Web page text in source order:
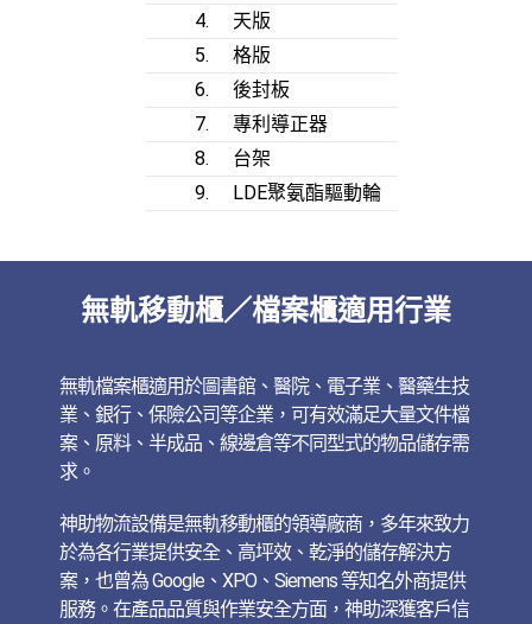
4.
天版
5.
格版
6.
後封板
7.
專利導正器
8.
台架
9.
LDE聚氨酯驅動輪
無軌移動櫃／檔案櫃適用行業
無軌檔案櫃適用於圖書館、醫院、電子業、醫藥生技
業、銀行、保險公司等企業，可有效滿足大量文件檔
案、原料、半成品、線邊倉等不同型式的物品儲存需
求。
神助物流設備是無軌移動櫃的領導廠商，多年來致力
於為各行業提供安全、高坪效、乾淨的儲存解決方
案，也曾為 Google、XPO、Siemens 等知名外商提供
服務。在產品品質與作業安全方面，神助深獲客戶信